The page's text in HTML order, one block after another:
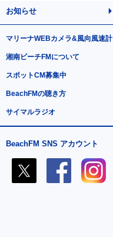
お知らせ
マリーナWEBカメラ&風向風速計
湘南ビーチFMについて
スポットCM募集中
BeachFMの聴き方
サイマルラジオ
BeachFM SNS アカウント